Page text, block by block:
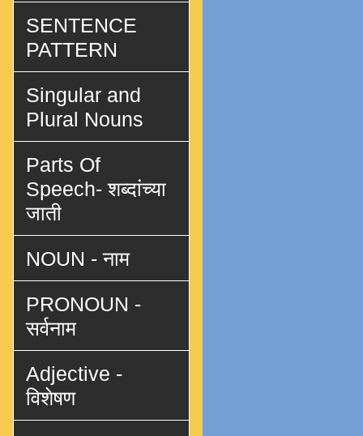
SENTENCE
PATTERN
Singular and
Plural Nouns
Parts Of
Speech- शब्दांच्या
जाती
NOUN - नाम
PRONOUN -
सर्वनाम
Adjective -
विशेषण